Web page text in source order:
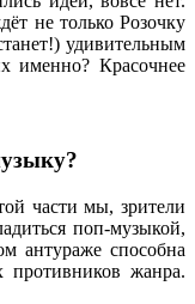
не только Розочку
удивительным
именно? Красочнее
части мы, зрители
поп-музыкой,
антураже способна
противников жанра.